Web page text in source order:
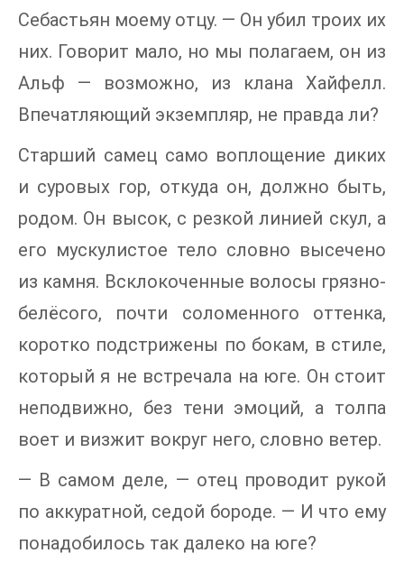
Себастьян моему отцу. — Он убил троих их
них. Говорит мало, но мы полагаем, он из
Альф — возможно, из клана Хайфелл.
Впечатляющий экземпляр, не правда ли?
Старший самец само воплощение диких
и суровых гор, откуда он, должно быть,
родом. Он высок, с резкой линией скул, а
его мускулистое тело словно высечено
из камня. Всклокоченные волосы грязно-
белёсого, почти соломенного оттенка,
коротко подстрижены по бокам, в стиле,
который я не встречала на юге. Он стоит
неподвижно, без тени эмоций, а толпа
воет и визжит вокруг него, словно ветер.
— В самом деле, — отец проводит рукой
по аккуратной, седой бороде. — И что ему
понадобилось так далеко на юге?